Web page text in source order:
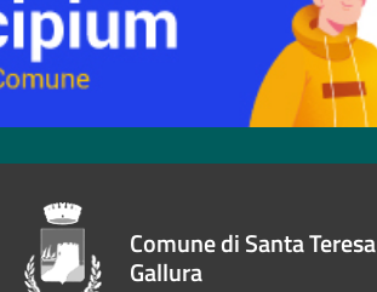
Comune di Santa Teresa
Gallura